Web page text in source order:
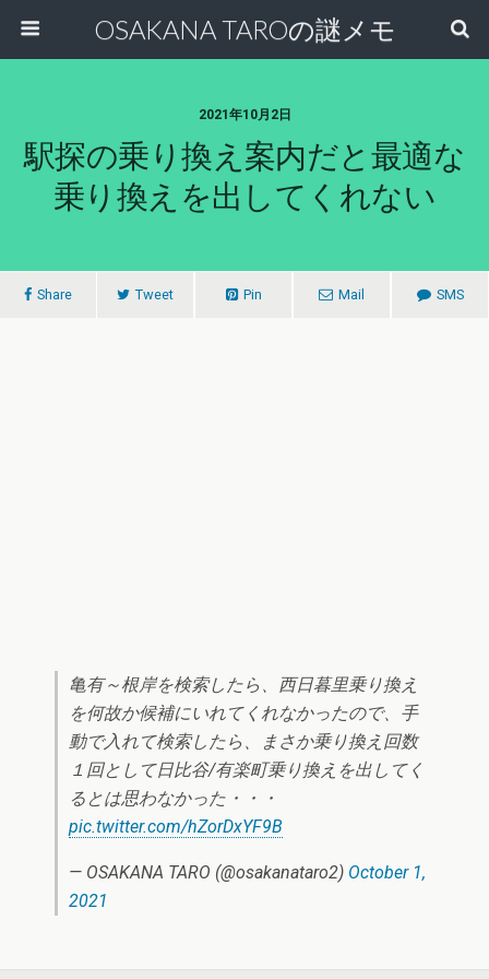
OSAKANA TAROの謎メモ
2021年10月2日
駅探の乗り換え案内だと最適な
乗り換えを出してくれない
Share Tweet Pin Mail SMS
亀有～根岸を検索したら、西日暮里乗り換え
を何故か候補にいれてくれなかったので、手
動で入れて検索したら、まさか乗り換え回数
１回として日比谷/有楽町乗り換えを出してく
るとは思わなかった・・・
pic.twitter.com/hZorDxYF9B
— OSAKANA TARO (@osakanataro2) October 1,
2021